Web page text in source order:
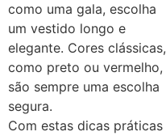
como uma gala, escolha
um vestido longo e
elegante. Cores clássicas,
como preto ou vermelho,
são sempre uma escolha
segura.
Com estas dicas práticas